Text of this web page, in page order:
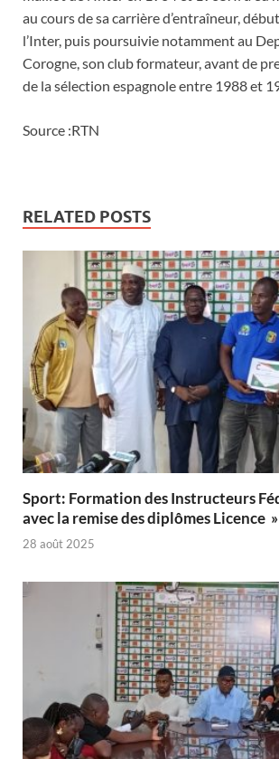
au cours de sa carrière d’entraîneur,
l’Inter, puis poursuivie notamment au
Corogne, son club formateur, avant de
de la sélection espagnole entre 1988 et
Source :RTN
RELATED POSTS
Sport: Formation des Instructeurs
avec la remise des diplômes Licence »
28 août 2025